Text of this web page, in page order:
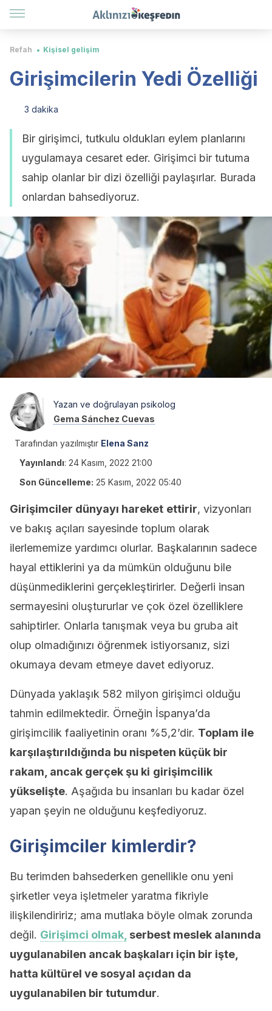
Refah Kişisel gelişim
Girişimcilerin Yedi Özelliği
3 dakika
Bir girişimci, tutkulu oldukları eylem planlarını
uygulamaya cesaret eder. Girişimci bir tutuma
sahip olanlar bir dizi özelliği paylaşırlar. Burada
onlardan bahsediyoruz.
Yazan ve doğrulayan psikolog
Gema Sánchez Cuevas
Tarafından yazılmıştır Elena Sanz
Yayınlandı: 24 Kasım, 2022 21:00
Son Güncelleme: 25 Kasım, 2022 05:40
Girişimciler dünyayı hareket ettirir, vizyonları
ve bakış açıları sayesinde toplum olarak
ilerlememize yardımcı olurlar. Başkalarının sadece
hayal ettiklerini ya da mümkün olduğunu bile
düşünmediklerini gerçekleştirirler. Değerli insan
sermayesini oluştururlar ve çok özel özelliklere
sahiptirler. Onlarla tanışmak veya bu gruba ait
olup olmadığınızı öğrenmek istiyorsanız, sizi
okumaya devam etmeye davet ediyoruz.
Dünyada yaklaşık 582 milyon girişimci olduğu
tahmin edilmektedir. Örneğin İspanya’da
girişimcilik faaliyetinin oranı %5,2’dir. Toplam ile
karşılaştırıldığında bu nispeten küçük bir
rakam, ancak gerçek şu ki girişimcilik
yükselişte. Aşağıda bu insanları bu kadar özel
yapan şeyin ne olduğunu keşfediyoruz.
Girişimciler kimlerdir?
Bu terimden bahsederken genellikle onu yeni
şirketler veya işletmeler yaratma fikriyle
ilişkilendiririz; ama mutlaka böyle olmak zorunda
değil. Girişimci olmak, serbest meslek alanında
uygulanabilen ancak başkaları için bir işte,
hatta kültürel ve sosyal açıdan da
uygulanabilen bir tutumdur.